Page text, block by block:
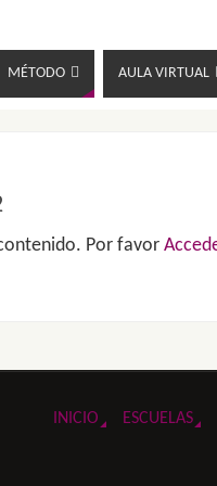
MÉTODO AULA VIRTUAL
Por favor
INICIO ESCUELAS